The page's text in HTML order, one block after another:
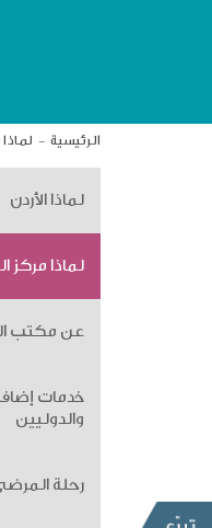
الرئيسية
لماذا الأردن
لماذا
عن مكتب
خدمات
والدوليين
رحلة